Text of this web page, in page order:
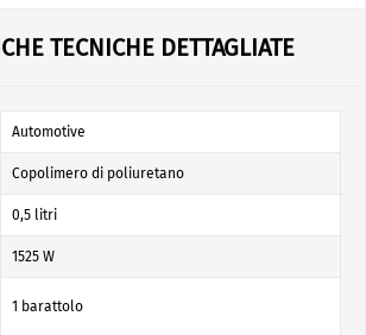
TECNICHE DETTAGLIATE
Automotive
Copolimero di poliuretano
0,5 litri
1525 W
1 barattolo